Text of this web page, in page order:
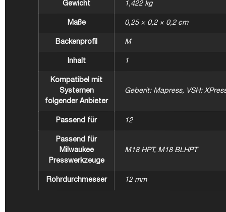
Gewicht 1,422 kg
Maße 0,25 × 0,2 × 0,2 cm
Backenprofil M
Inhalt 1
Kompatibel mit
Systemen
folgender Anbieter
Geberit: Mapress, VSH:
Passend für 12
Passend für
Milwaukee
Presswerkzeuge
M18 HPT, M18 BLHPT
Rohrdurchmesser 12 mm